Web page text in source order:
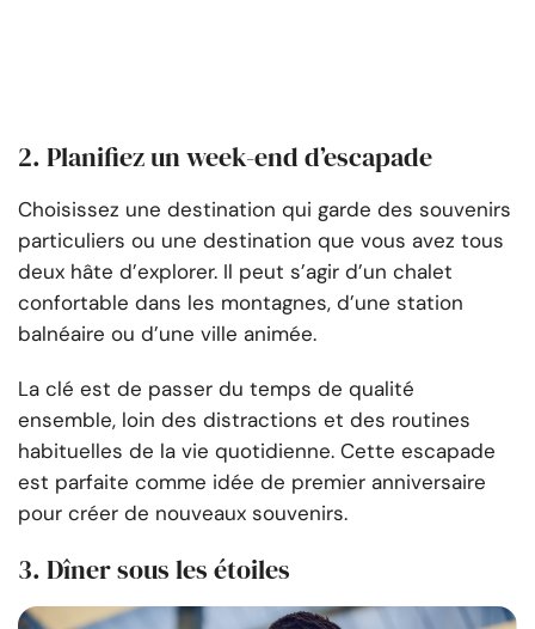
2. Planifiez un week-end d’escapade
Choisissez une destination qui garde des souvenirs
particuliers ou une destination que vous avez tous
deux hâte d’explorer. Il peut s’agir d’un chalet
confortable dans les montagnes, d’une station
balnéaire ou d’une ville animée.
La clé est de passer du temps de qualité
ensemble, loin des distractions et des routines
habituelles de la vie quotidienne. Cette escapade
est parfaite comme idée de premier anniversaire
pour créer de nouveaux souvenirs.
3. Dîner sous les étoiles